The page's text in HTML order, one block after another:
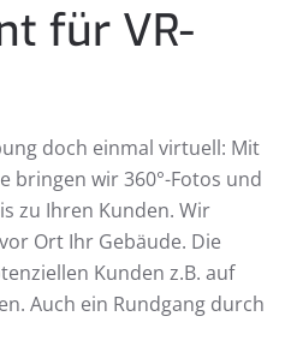
für VR-
doch einmal virtuell: Mit
bringen wir 360°-Fotos und
zu Ihren Kunden. Wir
Ort Ihr Gebäude. Die
Kunden z.B. auf
Auch ein Rundgang durch